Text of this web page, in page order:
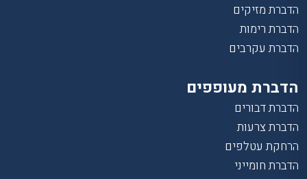
הדברת מזיקים
הדברת רימות
הדברת עקרבים
הדברת מעופפים
הדברת דבורים
הדברת צרעות
הרחקת עטלפים
הדברת חומייני